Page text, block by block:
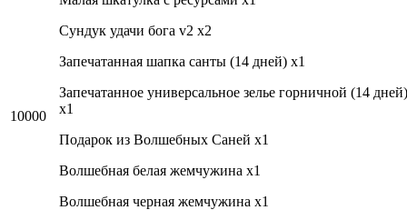
10000
Cундук удачи бога v2 x2
Запечатанная шапка санты (14 дней) x1
Запечатанное универсальное зелье горничной (14 дней)
x1
Подарок из Волшебных Саней x1
Волшебная белая жемчужина x1
Волшебная черная жемчужина x1